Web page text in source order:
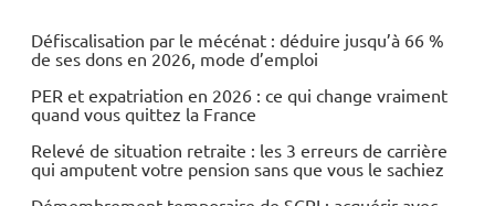
Défiscalisation par le mécénat : déduire jusqu’à 66 %
de ses dons en 2026, mode d’emploi
PER et expatriation en 2026 : ce qui change vraiment
quand vous quittez la France
Relevé de situation retraite : les 3 erreurs de carrière
qui amputent votre pension sans que vous le sachiez